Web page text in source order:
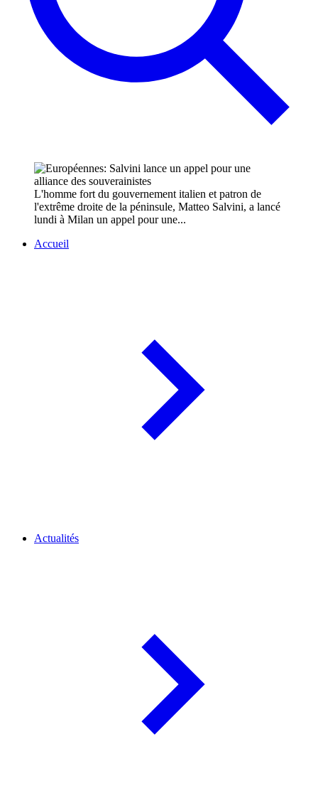
L'homme fort du gouvernement italien et patron de
l'extrême droite de la péninsule, Matteo Salvini, a lancé
lundi à Milan un appel pour une...
Accueil
Actualités